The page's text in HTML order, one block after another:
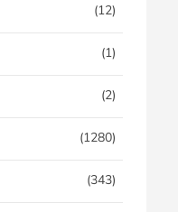
(12)
(1)
(2)
(1280)
(343)